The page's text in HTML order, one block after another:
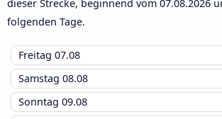
dieser Strecke, beginnend vom 07.08.2026
folgenden Tage.
Freitag 07.08
Samstag 08.08
Sonntag 09.08